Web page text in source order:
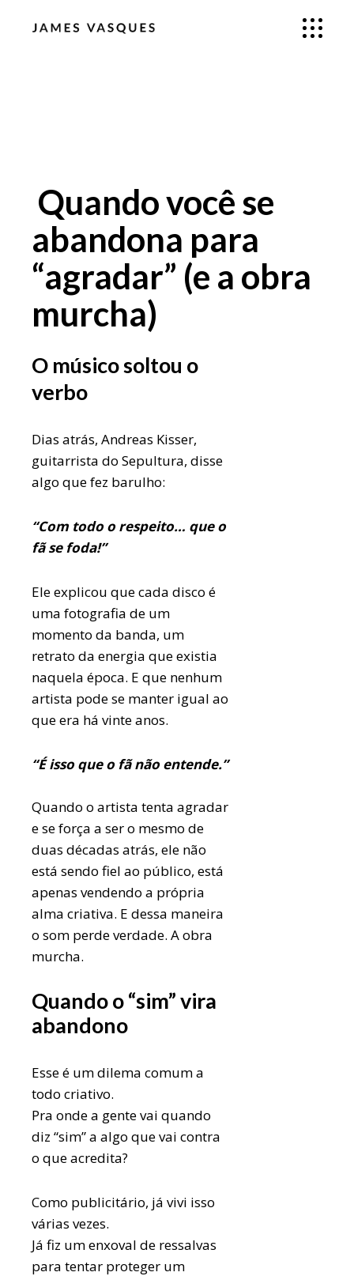
Quando você se
abandona para
“agradar” (e a obra
murcha)
O músico soltou o
verbo
Dias atrás, Andreas Kisser,
guitarrista do Sepultura, disse
algo que fez barulho:
“Com todo o respeito… que o
fã se foda!”
Ele explicou que cada disco é
uma fotografia de um
momento da banda, um
retrato da energia que existia
naquela época. E que nenhum
artista pode se manter igual ao
que era há vinte anos.
“É isso que o fã não entende.”
Quando o artista tenta agradar
e se força a ser o mesmo de
duas décadas atrás, ele não
está sendo fiel ao público, está
apenas vendendo a própria
alma criativa. E dessa maneira
o som perde verdade. A obra
murcha.
Quando o “sim” vira
abandono
Esse é um dilema comum a
todo criativo.
Pra onde a gente vai quando
diz “sim” a algo que vai contra
o que acredita?
Como publicitário, já vivi isso
várias vezes.
Já fiz um enxoval de ressalvas
para tentar proteger um